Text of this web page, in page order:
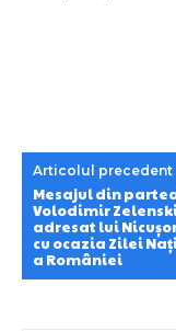
Articolul precedent
Mesajul din
Volodimir
adresat lui
cu ocazia Zilei
a României